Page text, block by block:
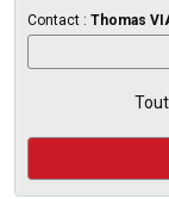
Contact : Thomas